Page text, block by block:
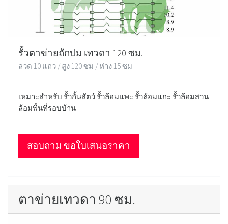
รั้วตาข่ายถักปม เทวดา 120 ซม.
ลวด 10 แถว / สูง 120 ซม / ห่าง 15 ซม
เหมาะสำหรับ รั้วกั้นสัตว์ รั้วล้อมแพะ รั้วล้อมแกะ รั้วล้อมสวน
ล้อมพื้นที่รอบบ้าน
สอบถาม ขอใบเสนอราคา
ตาข่ายเทวดา 90 ซม.